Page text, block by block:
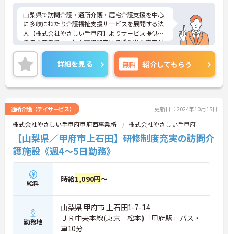
山梨県で訪問介護・通所介護・居宅介護支援を中心
に多岐にわたり介護福祉支援サービスを展開する法
人【株式会社やさしい手甲府】よりサービス提供責
任者の募集です。社内研修制度と各種手当の充実が
あり安心して働ける環境が魅力の職場です。ご興味
のある方は面接ポイントなどをお伝えしますので、
お気軽にお問い合わせください。
詳細を見る 無料 紹介してもらう
通所介護（デイサービス） 更新日：2024年10月15日
株式会社やさしい手甲府甲府西事業所 株式会社やさしい手甲府
【山梨県／甲府市上石田】研修制度充実の訪問介
護施設《週4～5日勤務》
給料 時給1,090円～
勤務地
山梨県 甲府市 上石田1-7-14
ＪＲ中央本線(東京－松本)「甲府駅」バス・
車10分